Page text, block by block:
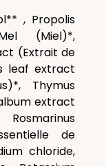
, Propolis
(Miel)*,
(Extrait de
leaf extract
Thymus
extract
de
chloride,